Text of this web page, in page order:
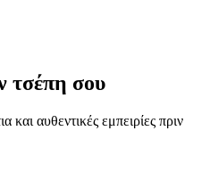
τσέπη σου
αυθεντικές εμπειρίες πριν